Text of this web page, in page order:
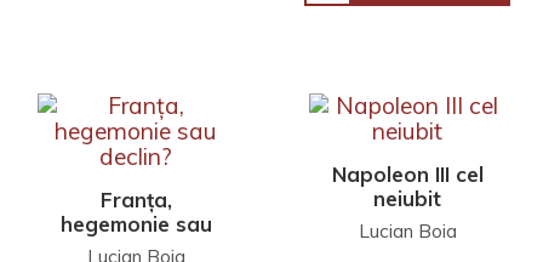
Franţa,
hegemonie sau
declin?
Lucian Boia
Napoleon III cel
neiubit
Lucian Boia